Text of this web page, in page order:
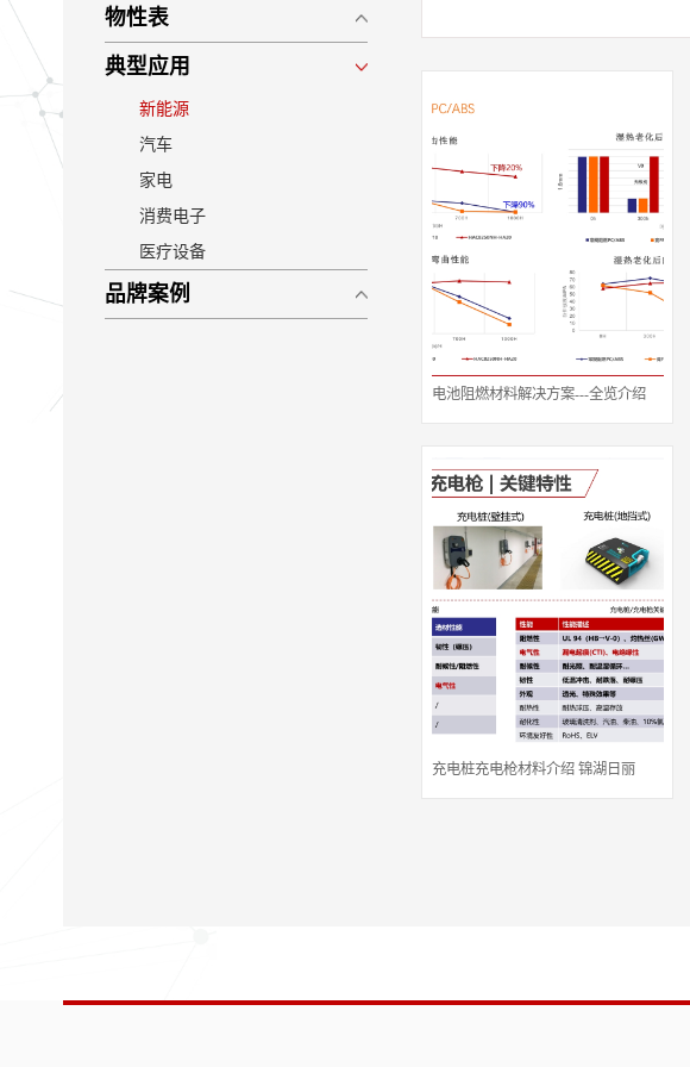
物性表
典型应用
新能源
汽车
家电
消费电子
医疗设备
品牌案例
电池阻燃材料解决方案---全览介绍
充电桩充电枪材料介绍 锦湖日丽